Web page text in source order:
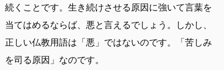
続くことです。生き続けさせる原因に強いて言葉を
当てはめるならば、悪と言えるでしょう。しかし、
正しい仏教用語は「悪」ではないのです。「苦しみ
を司る原因」なのです。